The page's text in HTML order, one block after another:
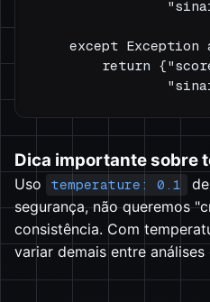
except Exception
return
Dica importante sobre
Uso temperature: 0.1
segurança, não queremos
consistência. Com
variar demais entre